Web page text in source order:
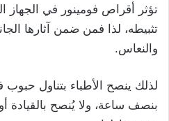
تؤثر أقراص فومينور في الجهاز
تثبيطه، لذا فمن ضمن آثارها
والنعاس.
لذلك ينصح الأطباء بتناول حبوب
بنصف ساعة، ولا يُنصح بالقيادة